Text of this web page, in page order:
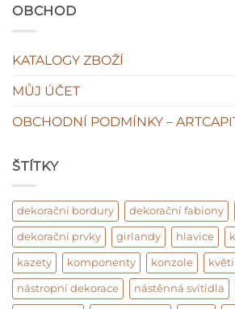
OBCHOD
KATALOGY ZBOŽÍ
MŮJ ÚČET
OBCHODNÍ PODMÍNKY –
ŠTÍTKY
dekorační bordury dekorační fabiony
dekorační prvky girlandy hlavice
kazety komponenty konzole
nástropní dekorace nástěnná svítidla